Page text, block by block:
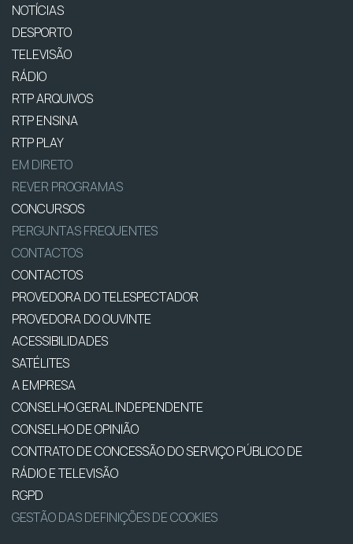
NOTÍCIAS
DESPORTO
TELEVISÃO
RÁDIO
RTP ARQUIVOS
RTP ENSINA
RTP PLAY
EM DIRETO
REVER PROGRAMAS
CONCURSOS
PERGUNTAS FREQUENTES
CONTACTOS
CONTACTOS
PROVEDORA DO TELESPECTADOR
PROVEDORA DO OUVINTE
ACESSIBILIDADES
SATÉLITES
A EMPRESA
CONSELHO GERAL INDEPENDENTE
CONSELHO DE OPINIÃO
CONTRATO DE CONCESSÃO DO SERVIÇO PÚBLICO DE
RÁDIO E TELEVISÃO
RGPD
GESTÃO DAS DEFINIÇÕES DE COOKIES